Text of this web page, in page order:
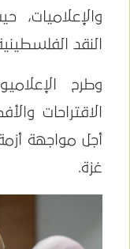
النقد
وطرح
الاقتراحات
أجل مواجهة
غزة.